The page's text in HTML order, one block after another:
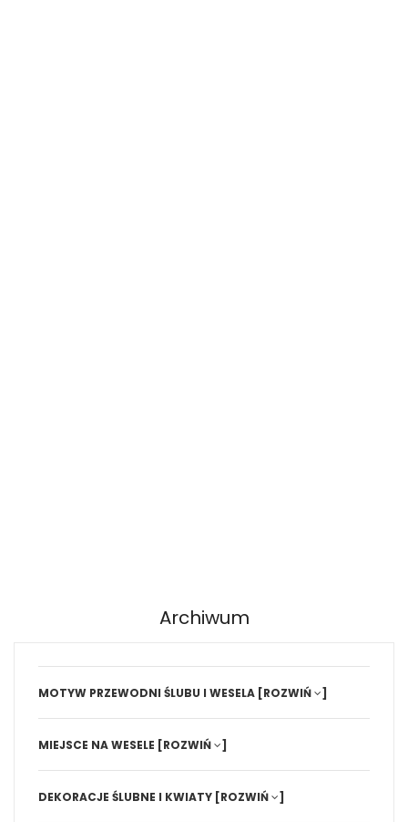
Archiwum
MOTYW PRZEWODNI ŚLUBU I WESELA [ROZWIŃ ]
MIEJSCE NA WESELE [ROZWIŃ ]
DEKORACJE ŚLUBNE I KWIATY [ROZWIŃ ]